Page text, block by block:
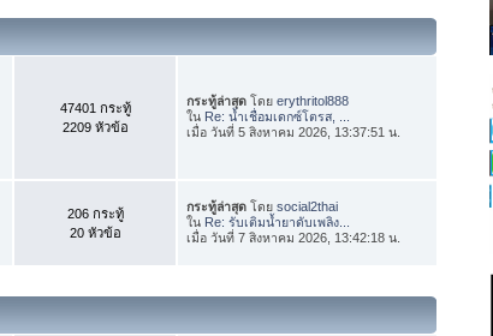
47401 กระทู้
2209 หัวข้อ
กระทู้ล่าสุด โดยerythritol888
ใน Re: น้ำเชื่อมเดกซ์โตรส, ...
เมื่อ วันที่ 5 สิงหาคม 2026, 13:37:51 น.
206 กระทู้
20 หัวข้อ
กระทู้ล่าสุด โดยsocial2thai
ใน Re: รับเติมน้ำยาดับเพลิง...
เมื่อ วันที่ 7 สิงหาคม 2026, 13:42:18 น.